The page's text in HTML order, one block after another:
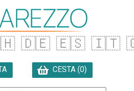
🇩🇪 🇪🇸 🇮🇹
CESTA (0)